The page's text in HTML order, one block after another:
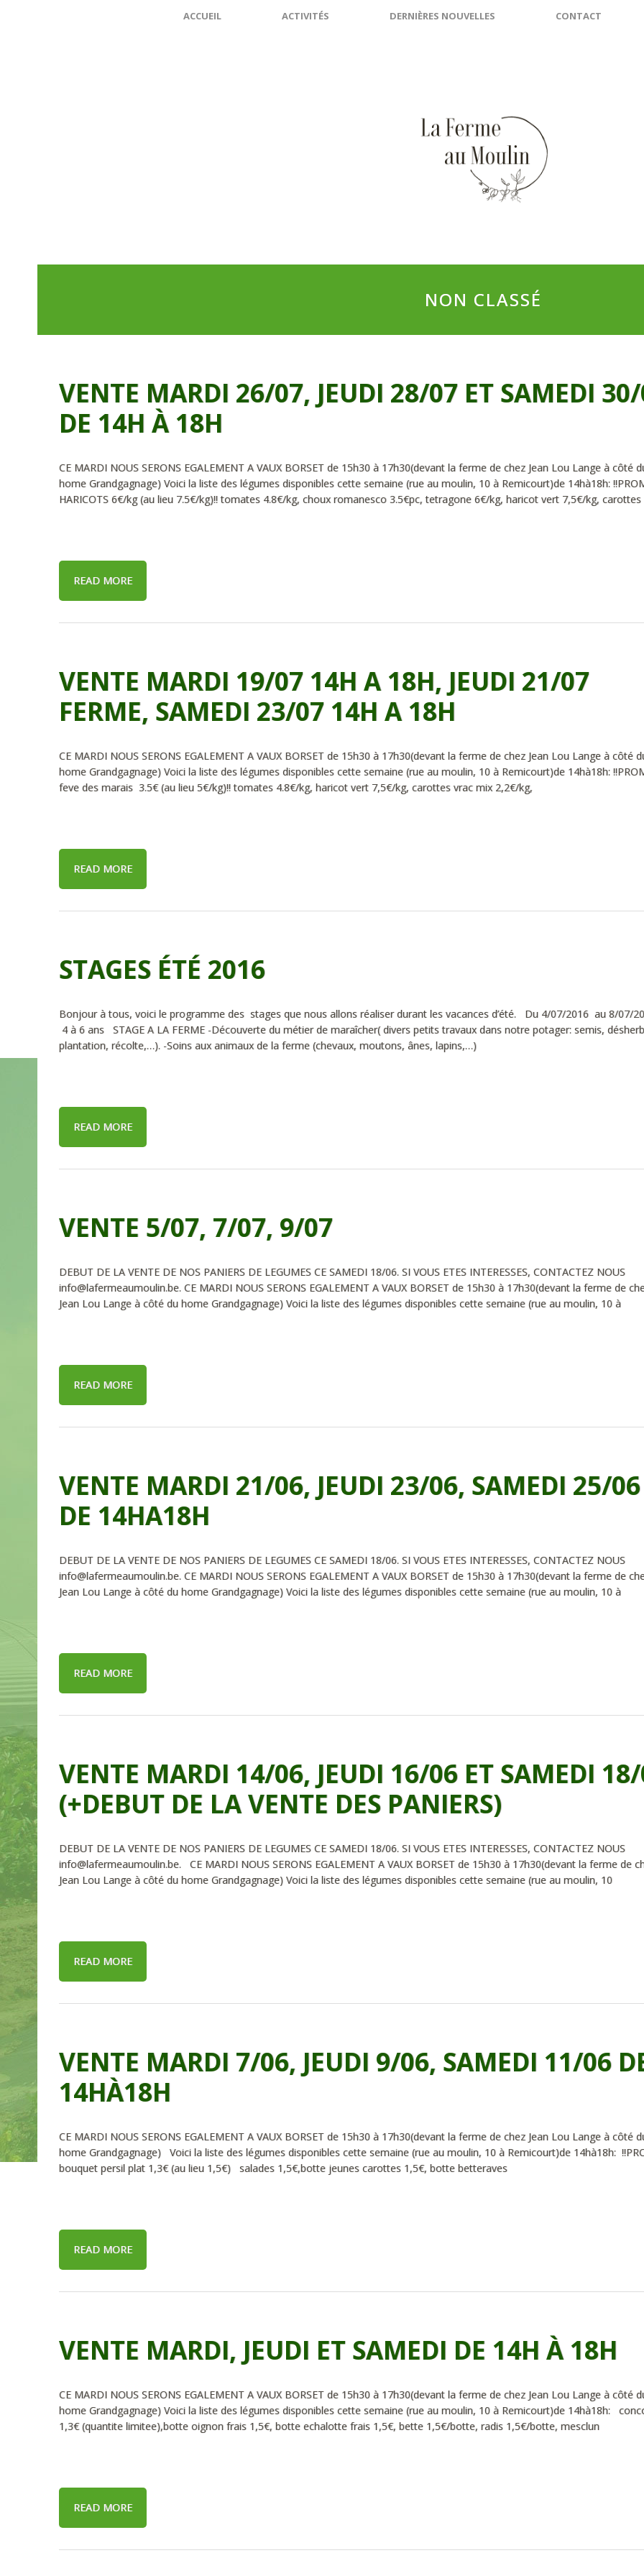
ACCUEIL ACTIVITÉS DERNIÈRES NOUVELLES CONTACT
NON CLASSÉ
VENTE MARDI 26/07, JEUDI 28/07 ET SAMEDI
DE 14H À 18H
CE MARDI NOUS SERONS EGALEMENT A VAUX BORSET de 15h30 à 17h30(devant la ferme de chez Jean Lou Lange à côté
home Grandgagnage) Voici la liste des légumes disponibles cette semaine (rue au moulin, 10 à Remicourt)de 14hà18h:
HARICOTS 6€/kg (au lieu 7.5€/kg)!! tomates 4.8€/kg, choux romanesco 3.5€pc, tetragone 6€/kg, haricot vert 7,5€/kg, carottes
READ MORE
VENTE MARDI 19/07 14H A 18H, JEUDI 21/07
FERME, SAMEDI 23/07 14H A 18H
CE MARDI NOUS SERONS EGALEMENT A VAUX BORSET de 15h30 à 17h30(devant la ferme de chez Jean Lou Lange à côté
home Grandgagnage) Voici la liste des légumes disponibles cette semaine (rue au moulin, 10 à Remicourt)de 14hà18h:
feve des marais 3.5€ (au lieu 5€/kg)!! tomates 4.8€/kg, haricot vert 7,5€/kg, carottes vrac mix 2,2€/kg,
READ MORE
STAGES ÉTÉ 2016
Bonjour à tous, voici le programme des stages que nous allons réaliser durant les vacances d’été. Du 4/07/2016 au 8/
4 à 6 ans STAGE A LA FERME -Découverte du métier de maraîcher( divers petits travaux dans notre potager: semis,
plantation, récolte,…). -Soins aux animaux de la ferme (chevaux, moutons, ânes, lapins,…)
READ MORE
VENTE 5/07, 7/07, 9/07
DEBUT DE LA VENTE DE NOS PANIERS DE LEGUMES CE SAMEDI 18/06. SI VOUS ETES INTERESSES, CONTACTEZ NOUS
info@lafermeaumoulin.be. CE MARDI NOUS SERONS EGALEMENT A VAUX BORSET de 15h30 à 17h30(devant la ferme de
Jean Lou Lange à côté du home Grandgagnage) Voici la liste des légumes disponibles cette semaine (rue au moulin, 10 à
READ MORE
VENTE MARDI 21/06, JEUDI 23/06, SAMEDI 25/06
DE 14HA18H
DEBUT DE LA VENTE DE NOS PANIERS DE LEGUMES CE SAMEDI 18/06. SI VOUS ETES INTERESSES, CONTACTEZ NOUS
info@lafermeaumoulin.be. CE MARDI NOUS SERONS EGALEMENT A VAUX BORSET de 15h30 à 17h30(devant la ferme de
Jean Lou Lange à côté du home Grandgagnage) Voici la liste des légumes disponibles cette semaine (rue au moulin, 10 à
READ MORE
VENTE MARDI 14/06, JEUDI 16/06 ET SAMEDI
(+DEBUT DE LA VENTE DES PANIERS)
DEBUT DE LA VENTE DE NOS PANIERS DE LEGUMES CE SAMEDI 18/06. SI VOUS ETES INTERESSES, CONTACTEZ NOUS
info@lafermeaumoulin.be. CE MARDI NOUS SERONS EGALEMENT A VAUX BORSET de 15h30 à 17h30(devant la ferme de
Jean Lou Lange à côté du home Grandgagnage) Voici la liste des légumes disponibles cette semaine (rue au moulin, 10
READ MORE
VENTE MARDI 7/06, JEUDI 9/06, SAMEDI 11/06
14HÀ18H
CE MARDI NOUS SERONS EGALEMENT A VAUX BORSET de 15h30 à 17h30(devant la ferme de chez Jean Lou Lange à côté
home Grandgagnage) Voici la liste des légumes disponibles cette semaine (rue au moulin, 10 à Remicourt)de 14hà18h:
bouquet persil plat 1,3€ (au lieu 1,5€) salades 1,5€,botte jeunes carottes 1,5€, botte betteraves
READ MORE
VENTE MARDI, JEUDI ET SAMEDI DE 14H À 18H
CE MARDI NOUS SERONS EGALEMENT A VAUX BORSET de 15h30 à 17h30(devant la ferme de chez Jean Lou Lange à côté
home Grandgagnage) Voici la liste des légumes disponibles cette semaine (rue au moulin, 10 à Remicourt)de 14hà18h:
1,3€ (quantite limitee),botte oignon frais 1,5€, botte echalotte frais 1,5€, bette 1,5€/botte, radis 1,5€/botte, mesclun
READ MORE